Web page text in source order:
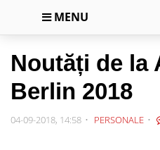
MENU
Noutăți de la
Berlin 2018
04-09-2018, 14:58 PERSONALE